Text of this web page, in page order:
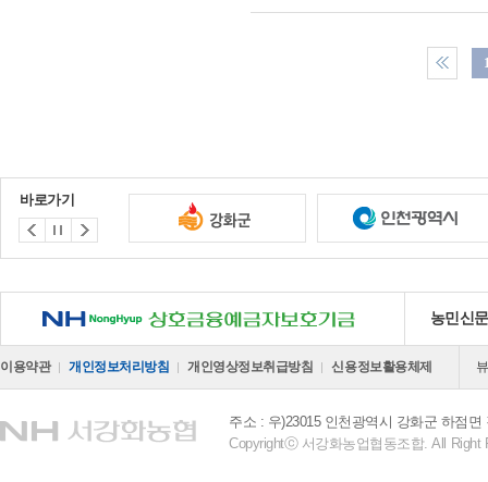
바로가기
NH 상호금융예금자보호기금 농민신
이용약관 개인정보처리방침 개인영상정보취급방침 신용정보활용체제
주소 : 우)23015 인천광역시 강화군 하점면
Copyrightⓒ 서강화농업협동조합. All Right